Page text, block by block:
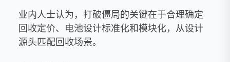
业内人士认为，打破僵局的关键在于合理确定
回收定价、电池设计标准化和模块化，从设计
源头匹配回收场景。